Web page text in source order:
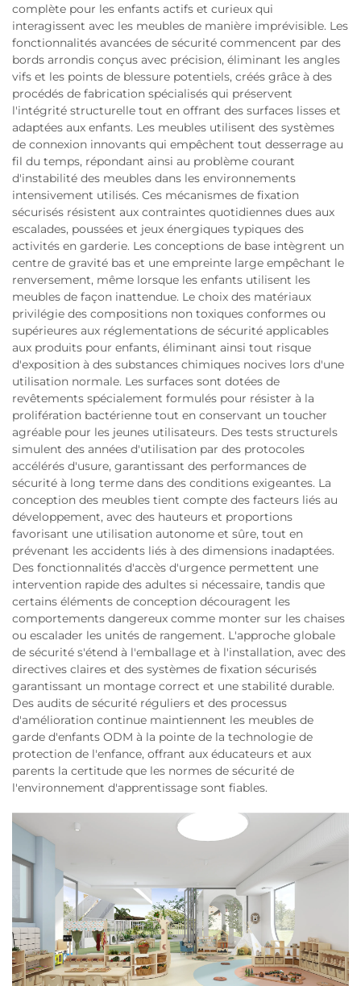
complète pour les enfants actifs et curieux qui
interagissent avec les meubles de manière imprévisible. Les
fonctionnalités avancées de sécurité commencent par des
bords arrondis conçus avec précision, éliminant les angles
vifs et les points de blessure potentiels, créés grâce à des
procédés de fabrication spécialisés qui préservent
l'intégrité structurelle tout en offrant des surfaces lisses et
adaptées aux enfants. Les meubles utilisent des systèmes
de connexion innovants qui empêchent tout desserrage au
fil du temps, répondant ainsi au problème courant
d'instabilité des meubles dans les environnements
intensivement utilisés. Ces mécanismes de fixation
sécurisés résistent aux contraintes quotidiennes dues aux
escalades, poussées et jeux énergiques typiques des
activités en garderie. Les conceptions de base intègrent un
centre de gravité bas et une empreinte large empêchant le
renversement, même lorsque les enfants utilisent les
meubles de façon inattendue. Le choix des matériaux
privilégie des compositions non toxiques conformes ou
supérieures aux réglementations de sécurité applicables
aux produits pour enfants, éliminant ainsi tout risque
d'exposition à des substances chimiques nocives lors d'une
utilisation normale. Les surfaces sont dotées de
revêtements spécialement formulés pour résister à la
prolifération bactérienne tout en conservant un toucher
agréable pour les jeunes utilisateurs. Des tests structurels
simulent des années d'utilisation par des protocoles
accélérés d'usure, garantissant des performances de
sécurité à long terme dans des conditions exigeantes. La
conception des meubles tient compte des facteurs liés au
développement, avec des hauteurs et proportions
favorisant une utilisation autonome et sûre, tout en
prévenant les accidents liés à des dimensions inadaptées.
Des fonctionnalités d'accès d'urgence permettent une
intervention rapide des adultes si nécessaire, tandis que
certains éléments de conception découragent les
comportements dangereux comme monter sur les chaises
ou escalader les unités de rangement. L'approche globale
de sécurité s'étend à l'emballage et à l'installation, avec des
directives claires et des systèmes de fixation sécurisés
garantissant un montage correct et une stabilité durable.
Des audits de sécurité réguliers et des processus
d'amélioration continue maintiennent les meubles de
garde d'enfants ODM à la pointe de la technologie de
protection de l'enfance, offrant aux éducateurs et aux
parents la certitude que les normes de sécurité de
l'environnement d'apprentissage sont fiables.